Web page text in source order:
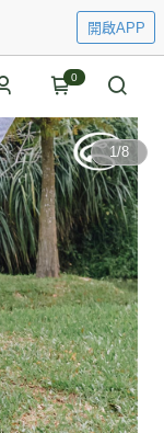
開啟APP
0
1/8